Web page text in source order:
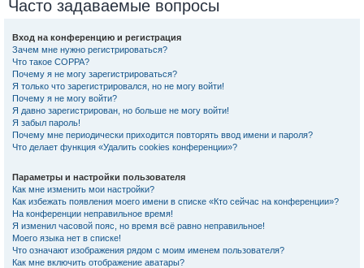
Часто задаваемые вопросы
Вход на конференцию и регистрация
Зачем мне нужно регистрироваться?
Что такое COPPA?
Почему я не могу зарегистрироваться?
Я только что зарегистрировался, но не могу войти!
Почему я не могу войти?
Я давно зарегистрирован, но больше не могу войти!
Я забыл пароль!
Почему мне периодически приходится повторять ввод имени и пароля?
Что делает функция «Удалить cookies конференции»?
Параметры и настройки пользователя
Как мне изменить мои настройки?
Как избежать появления моего имени в списке «Кто сейчас на конференции»?
На конференции неправильное время!
Я изменил часовой пояс, но время всё равно неправильное!
Моего языка нет в списке!
Что означают изображения рядом с моим именем пользователя?
Как мне включить отображение аватары?